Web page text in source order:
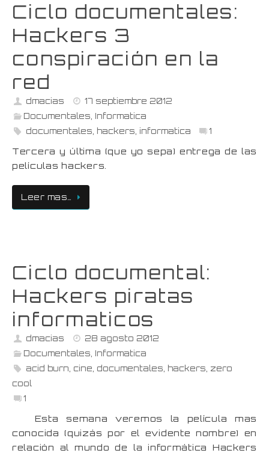
Ciclo documentales:
Hackers 3
conspiración en la
red
dmacias
17 septiembre 2012
Documentales, Informatica
documentales, hackers, informatica 1
Tercera y última (que yo sepa) entrega de las
películas hackers.
Leer mas…
Ciclo documental:
Hackers piratas
informaticos
dmacias
28 agosto 2012
Documentales Informatica
acid burn cine documentales hackers zero
cool
1
Esta semana veremos la película mas
conocida (quizás por el evidente nombre) en
relación al mundo de la informática Hackers